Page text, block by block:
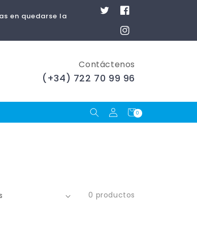
en quedarse la
TwitterFacebook
Instagram
Contáctenos
(+34) 722 70 99 96
Iniciar
sesión
Carrito
0
0
artículos
0 productos